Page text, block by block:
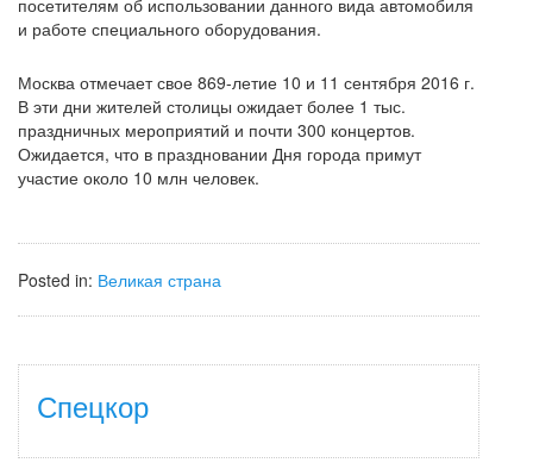
посетителям об использовании данного вида автомобиля
и работе специального оборудования.
Москва отмечает свое 869-летие 10 и 11 сентября 2016 г.
В эти дни жителей столицы ожидает более 1 тыс.
праздничных мероприятий и почти 300 концертов.
Ожидается, что в праздновании Дня города примут
участие около 10 млн человек.
Posted in: Великая страна
Спецкор